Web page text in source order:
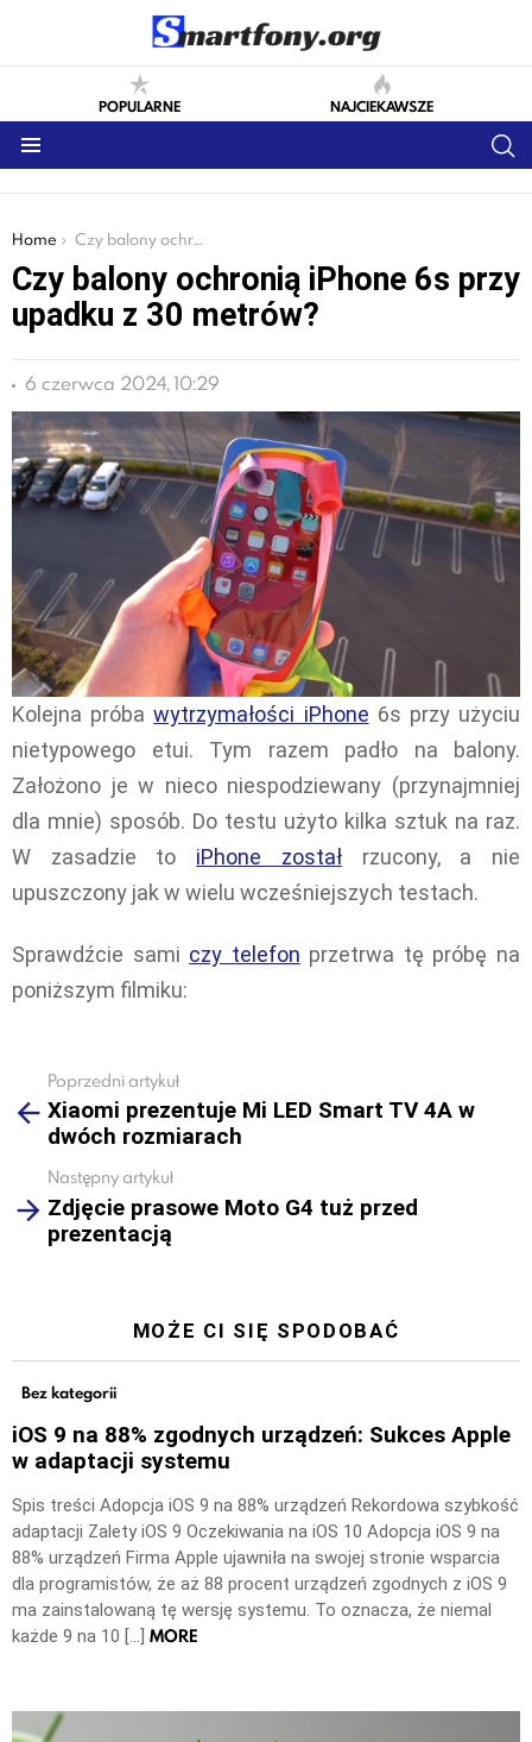
POPULARNE NAJCIEKAWSZE
You are here:
Home Czy balony ochronią iPhone 6s przy upadku z 30 metrów?
Czy balony ochronią iPhone 6s przy
upadku z 30 metrów?
6 czerwca 2024, 10:29
Kolejna próbawytrzymałości iPhone 6s przy użyciu
nietypowego etui. Tym razem padło na balony.
Założono je w nieco niespodziewany (przynajmniej
dla mnie) sposób. Do testu użyto kilka sztuk na raz.
W zasadzie to iPhone zostałrzucony, a nie
upuszczony jak w wielu wcześniejszych testach.
Sprawdźcie sami czy telefon przetrwa tę próbę na
poniższym filmiku:
more
Poprzedni artykuł
Xiaomi prezentuje Mi LED Smart TV 4A w
dwóch rozmiarach
Następny artykuł
Zdjęcie prasowe Moto G4 tuż przed
prezentacją
MOŻE CI SIĘ SPODOBAĆ
Bez kategorii
iOS 9 na 88% zgodnych urządzeń: Sukces Apple
w adaptacji systemu
Spis treści Adopcja iOS 9 na 88% urządzeń Rekordowa szybkość
adaptacji Zalety iOS 9 Oczekiwania na iOS 10 Adopcja iOS 9 na
88% urządzeń Firma Apple ujawniła na swojej stronie wsparcia
dla programistów, że aż 88 procent urządzeń zgodnych z iOS 9
ma zainstalowaną tę wersję systemu. To oznacza, że niemal
każde 9 na 10 […] MORE